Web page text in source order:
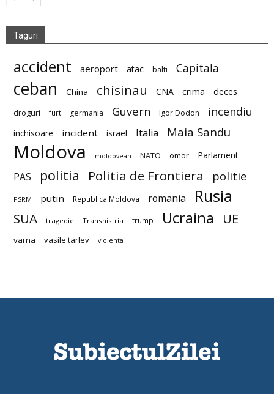
Taguri
accident aeroport atac balti Capitala
ceban China chisinau CNA crima deces
droguri furt germania Guvern Igor Dodon incendiu
inchisoare incident israel Italia Maia Sandu
Moldova moldovean NATO omor Parlament
PAS politia Politia de Frontiera politie
PSRM putin Republica Moldova romania Rusia
SUA tragedie Transnistria trump Ucraina UE
vama vasile tarlev violenta